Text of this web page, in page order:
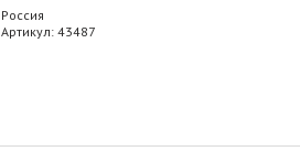
Россия
Артикул: 43487